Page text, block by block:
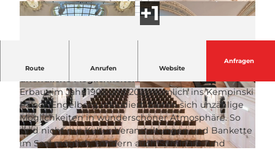
© Kursaal Engelberg |CC-BY-NC-ND © Kursaal Engelberg |CC-BY-NC-ND
Route Anrufen Website
Anfragen
Der Kursaal Engelberg verfügt über beinahe
unendliche Möglichkeiten.
Erbaut im Jahr 1902 und 2021 räumlich ins Kempinski
Palace Engelberg inkludiert, bieten sich unzählige
Möglichkeiten in wunderschöner Atmosphäre. So
sind nicht nur Kultur-Veranstaltungen und Bankette
im Saal möglich, sondern auch Seminare- und